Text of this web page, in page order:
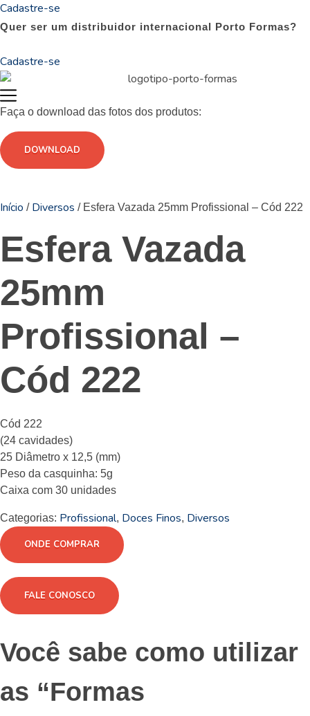
Cadastre-se
Quer ser um distribuidor internacional Porto Formas?
Cadastre-se
Faça o download das fotos dos produtos:
DOWNLOAD
Início / Diversos / Esfera Vazada 25mm Profissional – Cód 222
Esfera Vazada
25mm
Profissional –
Cód 222
Cód 222
(24 cavidades)
25 Diâmetro x 12,5 (mm)
Peso da casquinha: 5g
Caixa com 30 unidades
Categorias: Profissional, Doces Finos, Diversos
ONDE COMPRAR
FALE CONOSCO
Você sabe como utilizar
as “Formas